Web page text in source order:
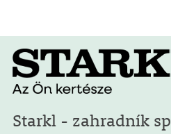
Starkl - zahradník